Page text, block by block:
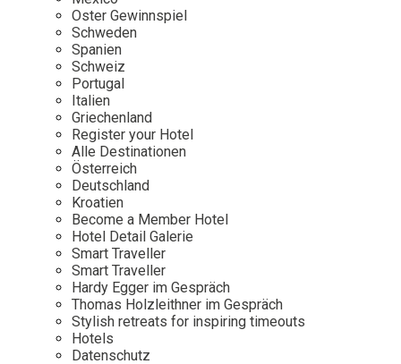
Mexico
Niederlande
Österreich
Portugal
Schweden
Spanien
Schweiz
Persönlichkeiten
Our Story
Career
Kontakt
Impressum
Oster Gewinnspiel
Schweden
Spanien
Schweiz
Portugal
Italien
Griechenland
Register your Hotel
Alle Destinationen
Österreich
Deutschland
Kroatien
Become a Member Hotel
Hotel Detail Galerie
Smart Traveller
Smart Traveller
Hardy Egger im Gespräch
Thomas Holzleithner im Gespräch
Stylish retreats for inspiring timeouts
Hotels
Datenschutz